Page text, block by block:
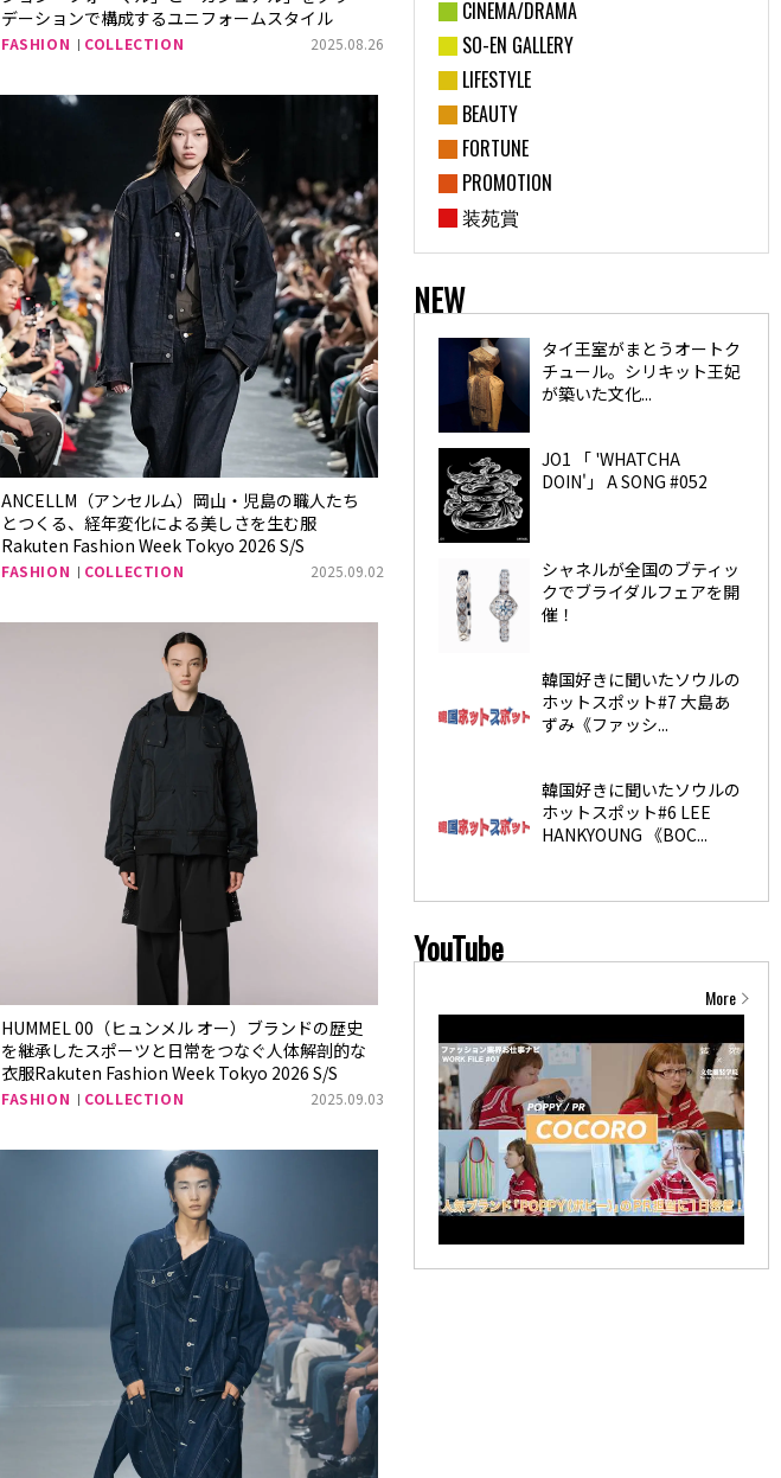
デーションで構成するユニフォームスタイル
FASHION COLLECTION 2025.08.26
ANCELLM（アンセルム）岡山・児島の職人たち
とつくる、経年変化による美しさを生む服
Rakuten Fashion Week Tokyo 2026 S/S
FASHION COLLECTION 2025.09.02
HUMMEL 00（ヒュンメル オー）ブランドの歴史
を継承したスポーツと日常をつなぐ人体解剖的な
衣服Rakuten Fashion Week Tokyo 2026 S/S
FASHION COLLECTION 2025.09.03
CINEMA/DRAMA
SO-EN GALLERY
LIFESTYLE
BEAUTY
FORTUNE
PROMOTION
装苑賞
NEW
タイ王室がまとうオートク
チュール。シリキット王妃
が築いた文化...
JO1 「 'WHATCHA
DOIN'」 A SONG #052
シャネルが全国のブティッ
クでブライダルフェアを開
催！
韓国好きに聞いたソウルの
ホットスポット#7 大島あ
ずみ《ファッシ...
韓国好きに聞いたソウルの
ホットスポット#6 LEE
HANKYOUNG 《BOC...
YouTube
More